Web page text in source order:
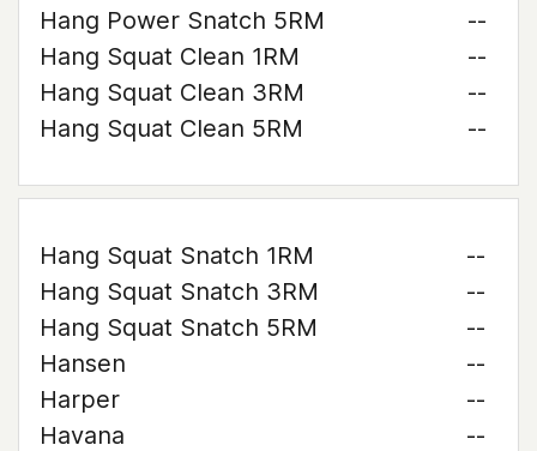
Hang Power Snatch 5RM
--
Hang Squat Clean 1RM
--
Hang Squat Clean 3RM
--
Hang Squat Clean 5RM
--
Hang Squat Snatch 1RM
--
Hang Squat Snatch 3RM
--
Hang Squat Snatch 5RM
--
Hansen
--
Harper
--
Havana
--